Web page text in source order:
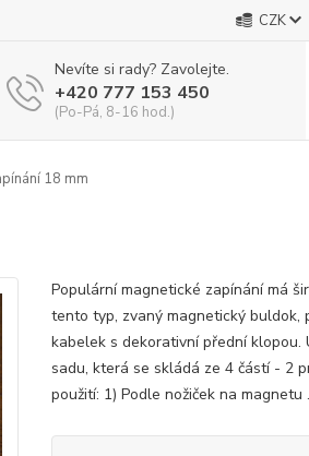
CZK
Nevíte si rady? Zavolejte.
+420 777 153 450
(Po-Pá, 8-16 hod.)
18 mm
Populární magnetické zapínání má
tento typ, zvaný magnetický buldok,
kabelek s dekorativní přední klopou.
sadu, která se skládá ze 4 částí - 2
použití: 1) Podle nožiček na magnetu